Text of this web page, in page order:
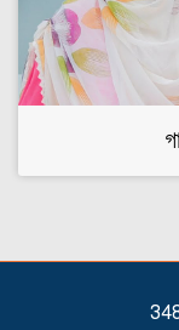
সেরাদের সেরা